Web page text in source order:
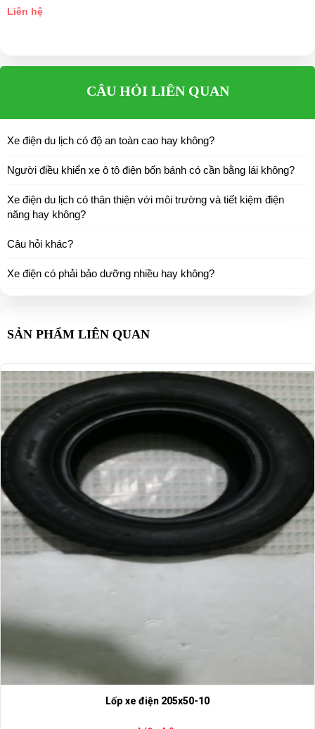
Liên hệ
CÂU HỎI LIÊN QUAN
Xe điện du lịch có độ an toàn cao hay không?
Người điều khiển xe ô tô điện bốn bánh có cần bằng lái không?
Xe điện du lịch có thân thiện với môi trường và tiết kiệm điện
năng hay không?
Câu hỏi khác?
Xe điện có phải bảo dưỡng nhiều hay không?
SẢN PHẨM LIÊN QUAN
Lốp xe điện 205x50-10